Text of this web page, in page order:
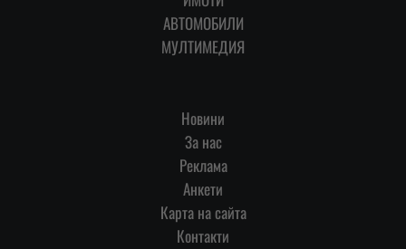
АВТОМОБИЛИ
МУЛТИМЕДИЯ
Новини
За нас
Реклама
Анкети
Карта на сайта
Контакти